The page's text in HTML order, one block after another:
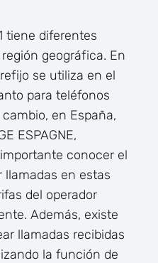
tiene diferentes
geográfica. En
se utiliza en el
para teléfonos
en España,
ESPAGNE,
importante conocer el
llamadas en estas
del operador
Además, existe
llamadas recibidas
la función de